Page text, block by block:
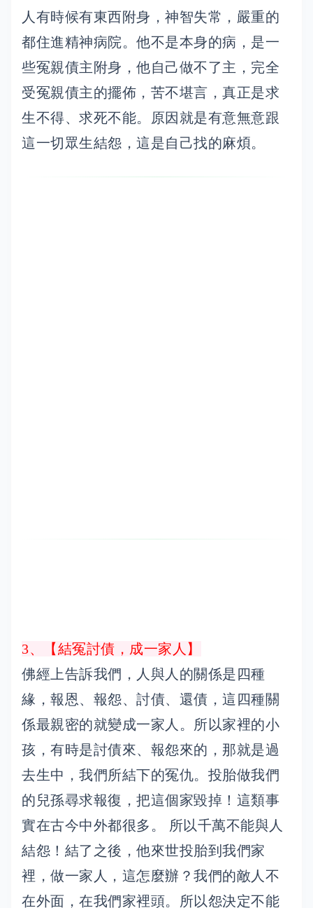
人有時候有東西附身，神智失常，嚴重的
都住進精神病院。他不是本身的病，是一
些冤親債主附身，他自己做不了主，完全
受冤親債主的擺佈，苦不堪言，真正是求
生不得、求死不能。原因就是有意無意跟
這一切眾生結怨，這是自己找的麻煩。
3、【結冤討債，成一家人】
佛經上告訴我們，人與人的關係是四種
緣，報恩、報怨、討債、還債，這四種關
係最親密的就變成一家人。所以家裡的小
孩，有時是討債來、報怨來的，那就是過
去生中，我們所結下的冤仇。投胎做我們
的兒孫尋求報復，把這個家毀掉！這類事
實在古今中外都很多。 所以千萬不能與人
結怨！結了之後，他來世投胎到我們家
裡，做一家人，這怎麼辦？我們的敵人不
在外面，在我們家裡頭。所以怨決定不能